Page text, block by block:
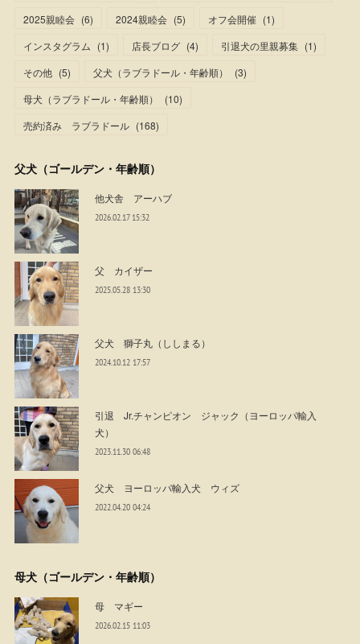
2025親睦会 (6) 2024親睦会 (5) オフ会開催 (1)
インスタグラム (1) 店長ブログ (4) 引退犬の里親募集 (1)
その他 (5) 父犬（ラブラドール・年齢順） (3)
母犬（ラブラドール・年齢順）
(10)
売約済み ラブラドール (168)
父犬（ゴールデン・年齢順）
他犬舎 アーハブ
2026.02.17 15:32
父 カイザー
2025.05.28 13:30
父犬 獅子丸（ししまる）
2024.10.12 17:57
引退 Jr.チャンピオン ジャック（ヨーロッパ輸入
犬）
2023.11.30 06:48
父犬 ヨーロッパ輸入犬 ウィズ
2022.04.20 04:24
母犬（ゴールデン・年齢順）
母 マギー
2026.02.15 11:03